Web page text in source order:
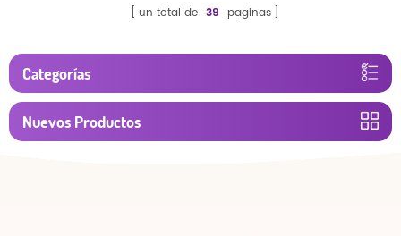
un total de 39 paginas
Categorías
Nuevos Productos